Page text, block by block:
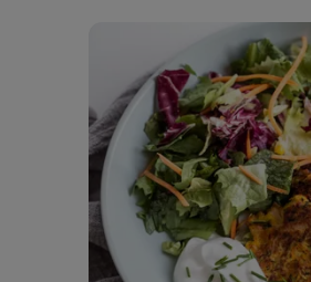
česnekovým
dipem